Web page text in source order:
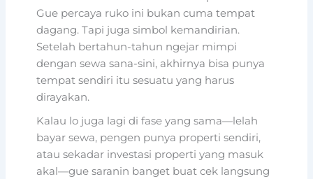
Gue percaya ruko ini bukan cuma tempat
dagang. Tapi juga simbol kemandirian.
Setelah bertahun-tahun ngejar mimpi
dengan sewa sana-sini, akhirnya bisa punya
tempat sendiri itu sesuatu yang harus
dirayakan.
Kalau lo juga lagi di fase yang sama—lelah
bayar sewa, pengen punya properti sendiri,
atau sekadar investasi properti yang masuk
akal—gue saranin banget buat cek langsung